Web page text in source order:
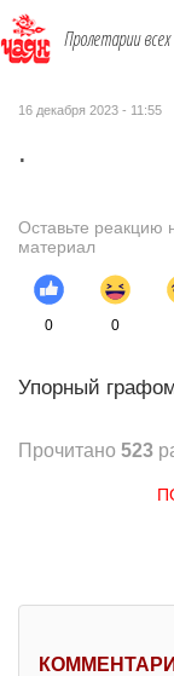
Пролетарии
16 декабря 2023 - 11:55
.
Оставьте реакцию
материал
0 0
Упорный
Прочитано 523